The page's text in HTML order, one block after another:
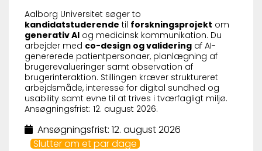
Aalborg Universitet søger to
kandidatstuderende til forskningsprojekt om
generativ AI og medicinsk kommunikation. Du
arbejder med co-design og validering af AI-
genererede patientpersonaer, planlægning af
brugerevalueringer samt observation af
brugerinteraktion. Stillingen kræver struktureret
arbejdsmåde, interesse for digital sundhed og
usability samt evne til at trives i tværfagligt miljø.
Ansøgningsfrist: 12. august 2026.
Ansøgningsfrist: 12. august 2026
Slutter om et par dage